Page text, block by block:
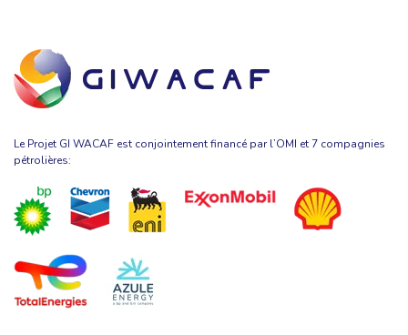
Le Projet GI WACAF est conjointement financé par l’OMI et 7 compagnies
pétrolières: